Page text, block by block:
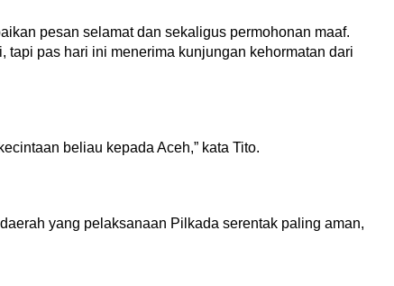
pesan selamat dan sekaligus permohonan maaf.
pas hari ini menerima kunjungan kehormatan dari
beliau kepada Aceh,” kata Tito.
yang pelaksanaan Pilkada serentak paling aman,